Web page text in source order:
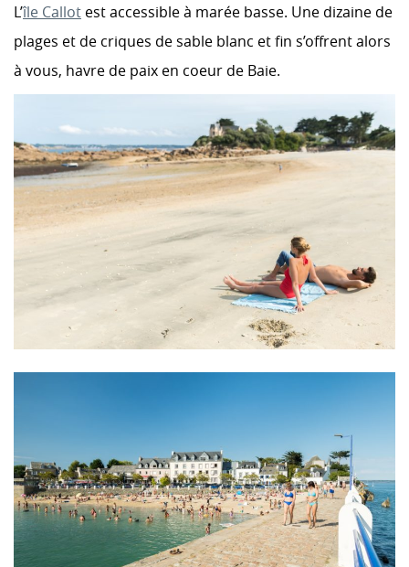
L’île Callot est accessible à marée basse. Une dizaine de
plages et de criques de sable blanc et fin s’offrent alors
à vous, havre de paix en coeur de Baie.